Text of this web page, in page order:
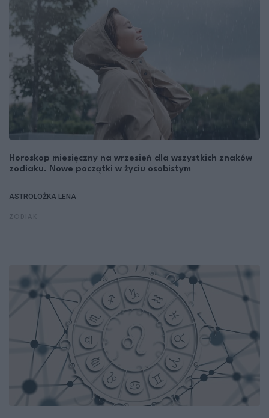
Horoskop miesięczny na wrzesień dla wszystkich znaków
zodiaku. Nowe początki w życiu osobistym
ASTROLOŻKA LENA